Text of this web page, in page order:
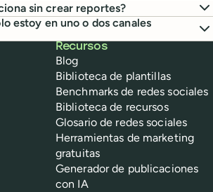
sin crear reportes?
estoy en uno o dos canales
Recursos
Blog
Biblioteca de plantillas
Benchmarks de redes sociales
Biblioteca de recursos
Glosario de redes sociales
Herramientas de marketing
gratuitas
Generador de publicaciones
con IA